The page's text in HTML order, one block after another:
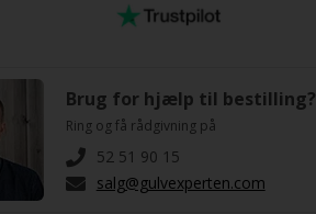
Brug for hjælp til bestilling?
Ring og få rådgivning på
52 51 90 15
salg@gulvexperten.com